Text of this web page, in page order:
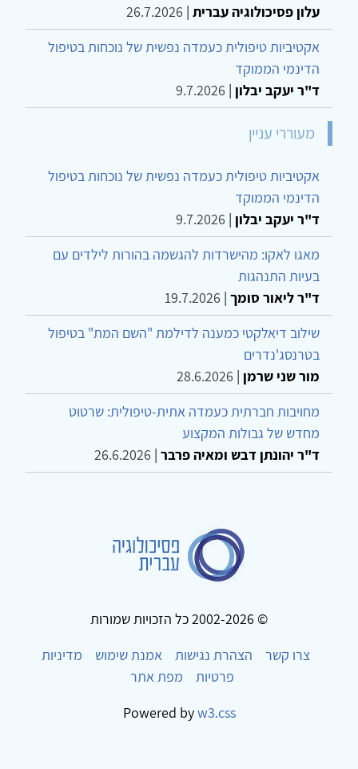
עלון פסיכולוגיה עברית |
26.7.2026
אקטיביות טיפולית כעמדה נפשית של נוכחות בטיפול
הדינמי הממוקד
ד"ר יעקב יבלון |
9.7.2026
מעוררי עניין
אקטיביות טיפולית כעמדה נפשית של נוכחות בטיפול
הדינמי הממוקד
ד"ר יעקב יבלון |
9.7.2026
מאגו לאקו: מהישרדות להגשמה בהורות לילדים עם
בעיות התנהגות
ד"ר ליאור סומך |
19.7.2026
שילוב דיאלקטי כמענה לדילמת "השם המת" בטיפול
בטרנסג'נדרים
מור שני שרמן |
28.6.2026
מחויבות חברתית כעמדה אתית-טיפולית: שרטוט
מחדש של גבולות המקצוע
ד"ר יהונתן דבש ומאיה פרבר |
26.6.2026
© 2002-2026 כל הזכויות שמורות
צרו קשר
הצהרת נגישות אמנת שימוש
מדיניות
פרטיות
מפת אתר
Powered byw3.css